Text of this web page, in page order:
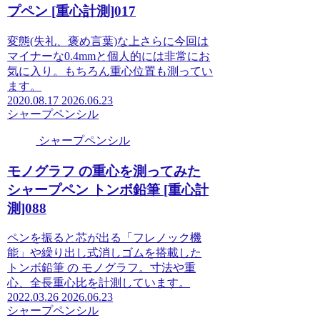
プペン [重心計測]017
変態(失礼、褒め言葉)な上さらに今回は
マイナーな0.4mmと個人的には非常にお
気に入り。もちろん重心位置も測ってい
ます。
2020.08.17 2026.06.23
シャープペンシル
シャープペンシル
モノグラフ の重心を測ってみた
シャープペン トンボ鉛筆 [重心計
測]088
ペンを振ると芯が出る「フレノック機
能」や繰り出し式消しゴムを搭載した
トンボ鉛筆 の モノグラフ。寸法や重
心、全長重心比を計測しています。
2022.03.26 2026.06.23
シャープペンシル